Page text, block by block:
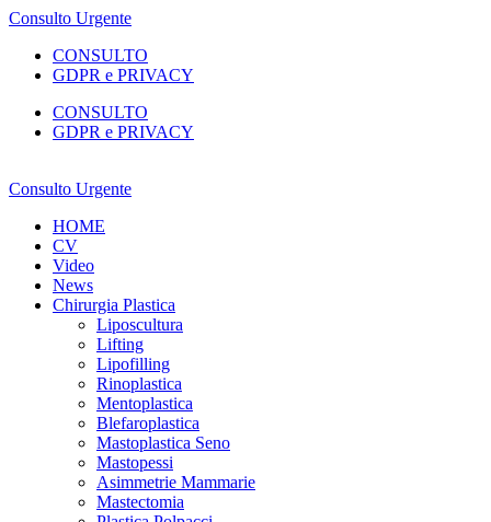
Consulto Urgente
CONSULTO
GDPR e PRIVACY
CONSULTO
GDPR e PRIVACY
Consulto Urgente
HOME
CV
Video
News
Chirurgia Plastica
Liposcultura
Lifting
Lipofilling
Rinoplastica
Mentoplastica
Blefaroplastica
Mastoplastica Seno
Mastopessi
Asimmetrie Mammarie
Mastectomia